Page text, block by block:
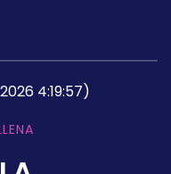
4:19:57)